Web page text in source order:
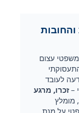
עצום
לעובד
–זכרו, מרגע
מומלץ
על מנת